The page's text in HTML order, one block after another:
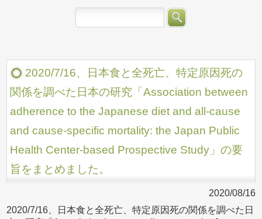
2020/7/16、日本食と全死亡、特定原因死の
関係を調べた日本の研究「Association between
adherence to the Japanese diet and all-cause
and cause-specific mortality: the Japan Public
Health Center-based Prospective Study」の要
旨をまとめました。
2020/08/16
2020/7/16、日本食と全死亡、特定原因死の関係を調べた日